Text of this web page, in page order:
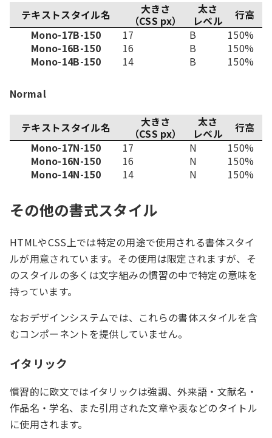
テキストスタイル名
大きさ
（CSS px）
太さ
レベル
行高
Mono-17B-150
17 B
150%
Mono-16B-150
16 B
150%
Mono-14B-150
14 B 150%
Normal
テキストスタイル名
大きさ
（CSS px）
太さ
レベル
行高
Mono-17N-150
17 N
150%
Mono-16N-150
16 N
150%
Mono-14N-150
14 N 150%
その他の書式スタイル
HTMLやCSS上では特定の用途で使用される書体スタイ
ルが用意されています。その使用は限定されますが、そ
のスタイルの多くは文字組みの慣習の中で特定の意味を
持っています。
なおデザインシステムでは、これらの書体スタイルを含
むコンポーネントを提供していません。
イタリック
慣習的に欧文ではイタリックは強調、外来語・文献名・
作品名・学名、また引用された文章や表などのタイトル
に使用されます。